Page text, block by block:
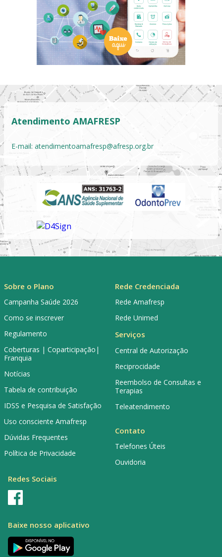
Atendimento AMAFRESP
E-mail: atendimentoamafresp@afresp.org.br
Sobre o Plano
Campanha Saúde 2026
Como se inscrever
Regulamento
Coberturas | Coparticipação|
Franquia
Notícias
Tabela de contribuição
IDSS e Pesquisa de Satisfação
Uso consciente Amafresp
Dúvidas Frequentes
Política de Privacidade
Rede Credenciada
Rede Amafresp
Rede Unimed
Serviços
Central de Autorização
Reciprocidade
Reembolso de Consultas e
Terapias
Teleatendimento
Contato
Telefones Úteis
Ouvidoria
Redes Sociais
Baixe nosso aplicativo